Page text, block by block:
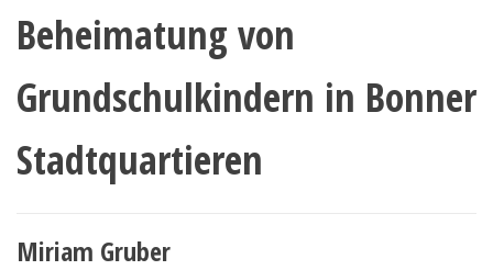
Beheimatung von
Grundschulkindern in Bonner
Stadtquartieren
Miriam Gruber